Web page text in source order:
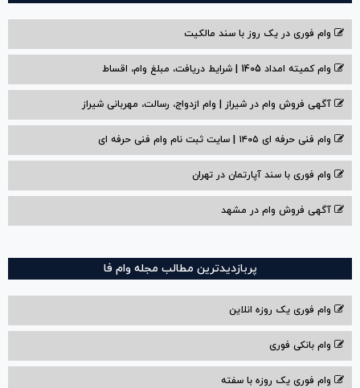
وام فوری در یک روز با سند مالکیت
وام کمیته امداد 1405 | شرایط دریافت، مبلغ وام، اقساط
آگهی فروش وام در شیراز | وام ازدواج، رسالت، مهربانی شیراز
وام فنی حرفه ای ۱۴۰۵ | سایت ثبت نام وام فنی حرفه ای
وام فوری با سند آپارتمان در تهران
آگهی فروش وام در مشهد
پربازدیدترین مطالب مجله وام فا
وام فوری یک روزه انلاین
وام بانکی فوری
وام فوری یک روزه با سفته